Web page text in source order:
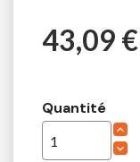
43,09
Quantité